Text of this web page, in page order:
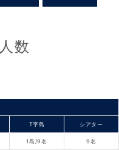
数
T字島 シアター
1島/9名 9名